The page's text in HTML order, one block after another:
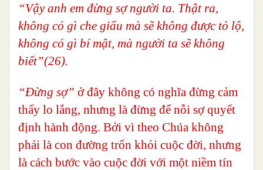
“Vậy anh em đừng sợ người ta. Thật ra,
không có gì che giấu mà sẽ không được tỏ lộ,
không có gì bí mật, mà người ta sẽ không
biết”(26).
“Đừng sợ” ở đây không có nghĩa đừng cảm
thấy lo lắng, nhưng là đừng để nỗi sợ quyết
định hành động. Bởi vì theo Chúa không
phải là con đường trốn khỏi cuộc đời, nhưng
là cách bước vào cuộc đời với một niềm tín